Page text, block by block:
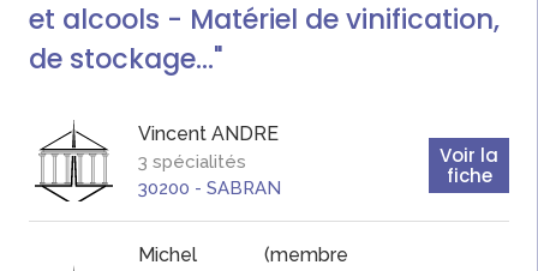
et alcools - Matériel de vinification,
de stockage..."
Vincent ANDRE
3 spécialités
30200 - SABRAN
Voir la
fiche
Michel
(membre